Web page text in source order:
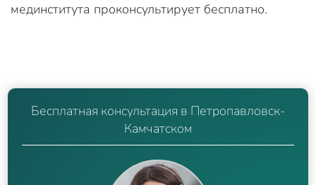
мединститута проконсультирует бесплатно.
Бесплатная консультация в Петропавловск-
Камчатском